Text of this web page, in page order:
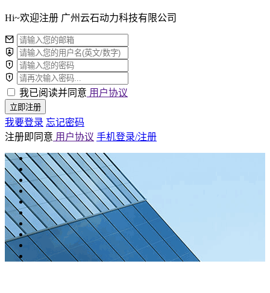
Hi~欢迎注册 广州云石动力科技有限公司
我已阅读并同意 用户协议
立即注册
我要登录 忘记密码
注册即同意 用户协议 手机登录/注册